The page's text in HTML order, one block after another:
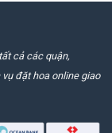
cả các quận,
đặt hoa online giao